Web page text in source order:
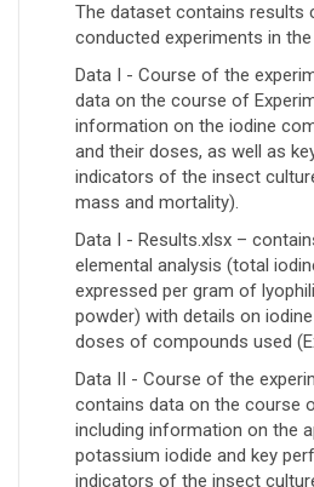
The dataset contains results
conducted experiments in
Data I - Course of the
data on the course of
information on the iodine
and their doses, as well as
indicators of the insect
mass and mortality).
Data I - Results.xlsx –
elemental analysis (total
expressed per gram of
powder) with details on
doses of compounds used
Data II - Course of the
contains data on the course
including information on the
potassium iodide and key
indicators of the insect